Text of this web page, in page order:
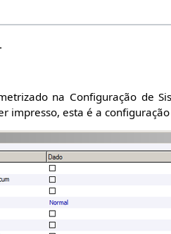
na Configuração de
impresso, esta é a